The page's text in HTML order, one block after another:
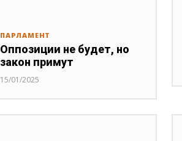
ПАРЛАМЕНТ
Оппозиции не будет, но
закон примут
15/01/2025